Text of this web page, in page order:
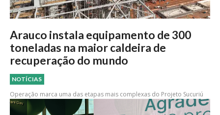
Arauco instala equipamento de 300
toneladas na maior caldeira de
recuperação do mundo
NOTÍCIAS
Operação marca uma das etapas mais complexas do Projeto Sucuriú